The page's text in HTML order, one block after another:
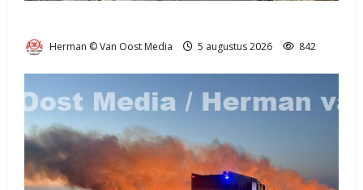
Herman © Van Oost Media 5 augustus 2026 842